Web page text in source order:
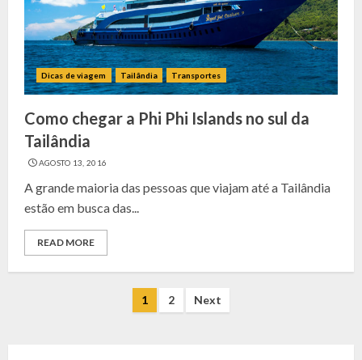
Dicas de viagem Tailândia Transportes
Como chegar a Phi Phi Islands no sul da
Tailândia
AGOSTO 13, 2016
A grande maioria das pessoas que viajam até a Tailândia
estão em busca das...
READ MORE
NAVEGAÇÃO
1 2 Next